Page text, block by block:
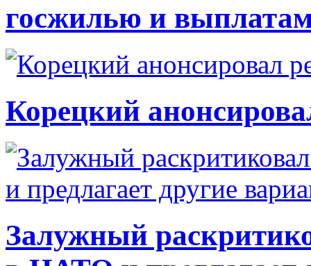
госжилью и
Корецкий
Залужный